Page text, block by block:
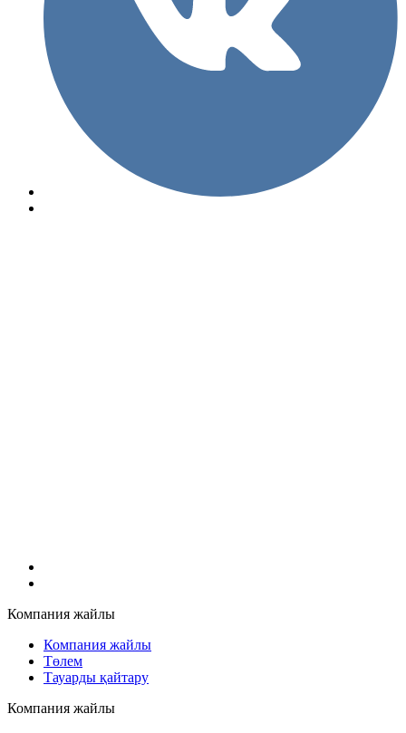
Компания жайлы
Компания жайлы
Төлем
Тауарды қайтару
Компания жайлы